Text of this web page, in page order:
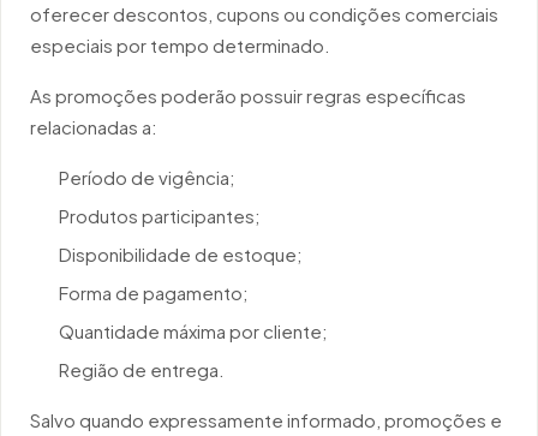
oferecer descontos, cupons ou condições comerciais
especiais por tempo determinado.
As promoções poderão possuir regras específicas
relacionadas a:
Período de vigência;
Produtos participantes;
Disponibilidade de estoque;
Forma de pagamento;
Quantidade máxima por cliente;
Região de entrega.
Salvo quando expressamente informado, promoções e